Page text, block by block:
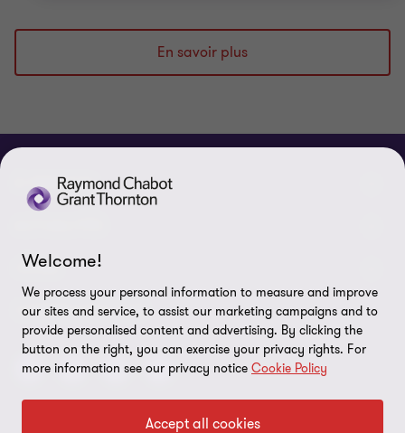
En savoir plus
À PROPOS
Événements et webinaires
Responsabilité sociale d’entreprise (RSE)
Services
Carrières
Gouvernance
Nouvelles / communiqués
Dans les médias
Réalisations
LÉGAL
Notes légales
Politique de confidentialité
Paramètres des témoins
CONNECTEZ SUR
Welcome!
We process your personal information to measure and improve
our sites and service, to assist our marketing campaigns and to
provide personalised content and advertising. By clicking the
button on the right, you can exercise your privacy rights. For
more information see our privacy notice Cookie Policy
Accept all cookies